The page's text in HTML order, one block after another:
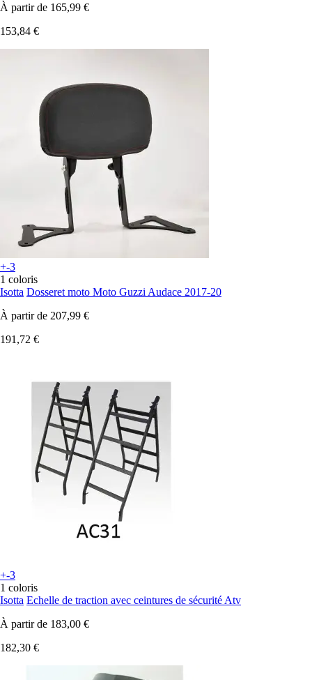
À partir de 165,99 €
153,84 €
+-3
1 coloris
Isotta Dosseret moto Moto Guzzi Audace 2017-20
À partir de 207,99 €
191,72 €
+-3
1 coloris
Isotta Echelle de traction avec ceintures de sécurité Atv
À partir de 183,00 €
182,30 €